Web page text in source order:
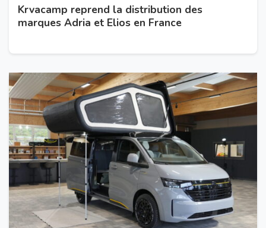
Krvacamp reprend la distribution des
marques Adria et Elios en France